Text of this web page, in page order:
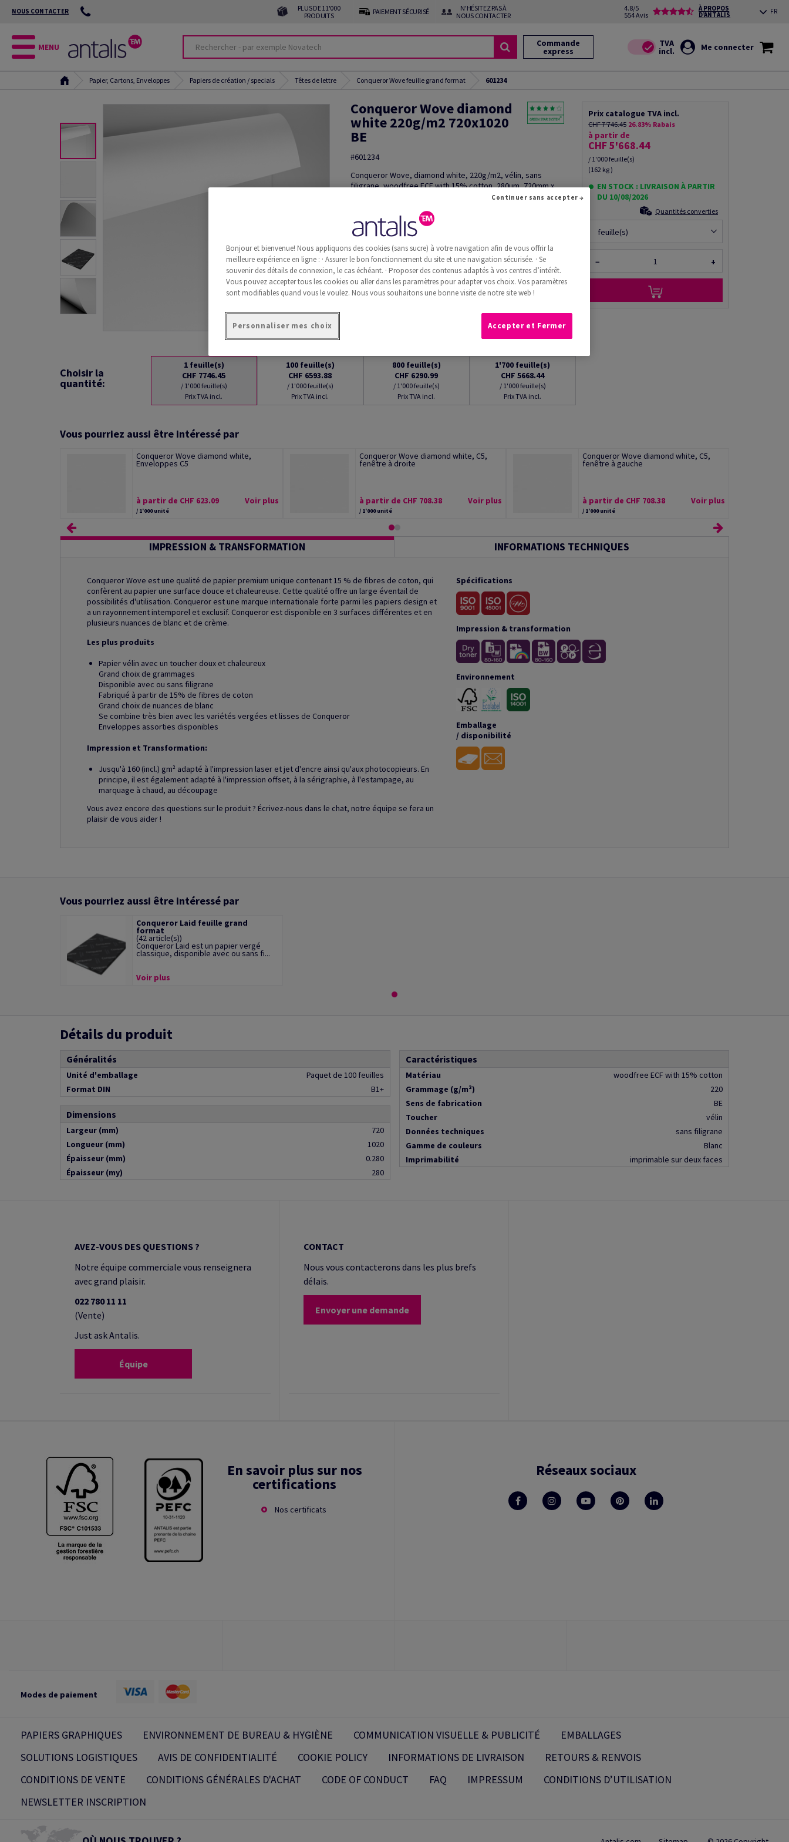
NOUS CONTACTER
PLUS DE 11'000
PRODUITS
PAIEMENT SÉCURISÉ
N'HÉSITEZ PAS À
NOUS CONTACTER
4.8/5
554 Avis
À PROPOS
D’ANTALIS FR
MENU Commande
express Me connecter
Papier, Cartons, Enveloppes Papiers de création / specials Têtes de lettre Conqueror Wove feuille grand format 601234
Conqueror Wove diamond
white 220g/m2 720x1020
BE
#601234
Conqueror Wove, diamond white, 220g/m2, vélin, sans
filigrane, woodfree ECF with 15% cotton, 280µm, 720mm x
1020mm, B1+, BE, Paquet de 100 feuilles, FSC Mix Credit
Découper le produit
Commande d'échantillon(s)
Information additionnelle Recommander ce produit
Prix catalogue TVA incl.
CHF 7'746.45 26.83% Rabais
à partir de
CHF 5'668.44
/ 1'000 feuille(s)
(162 kg )
EN STOCK : LIVRAISON À PARTIR
DU 10/08/2026
Quantités converties
feuille(s)
− +
Choisir la
quantité:
1 feuille(s)
CHF 7746.45
/ 1'000 feuille(s)
Prix TVA incl.
100 feuille(s)
CHF 6593.88
/ 1'000 feuille(s)
Prix TVA incl.
800 feuille(s)
CHF 6290.99
/ 1'000 feuille(s)
Prix TVA incl.
1'700 feuille(s)
CHF 5668.44
/ 1'000 feuille(s)
Prix TVA incl.
Vous pourriez aussi être intéressé par
Conqueror Wove diamond white,
Enveloppes C5
à partir de CHF 623.09
/ 1'000 unité
Voir plus
Conqueror Wove diamond white, C5,
fenêtre à droite
à partir de CHF 708.38
/ 1'000 unité
Voir plus
Conqueror Wove diamond white, C5,
fenêtre à gauche
à partir de CHF 708.38
/ 1'000 unité
Voir plus
IMPRESSION & TRANSFORMATION INFORMATIONS TECHNIQUES
Conqueror Wove est une qualité de papier premium unique contenant 15 % de fibres de coton, qui
confèrent au papier une surface douce et chaleureuse. Cette qualité offre un large éventail de
possibilités d'utilisation. Conqueror est une marque internationale forte parmi les papiers design et
a un rayonnement intemporel et exclusif. Conqueror est disponible en 3 surfaces différentes et en
plusieurs nuances de blanc et de crème.
Les plus produits
Papier vélin avec un toucher doux et chaleureux
Grand choix de grammages
Disponible avec ou sans filigrane
Fabriqué à partir de 15% de fibres de coton
Grand choix de nuances de blanc
Se combine très bien avec les variétés vergées et lisses de Conqueror
Enveloppes assorties disponibles
Impression et Transformation:
Jusqu'à 160 (incl.) gm² adapté à l'impression laser et jet d'encre ainsi qu'aux photocopieurs. En
principe, il est également adapté à l'impression offset, à la sérigraphie, à l'estampage, au
marquage à chaud, au découpage
Vous avez encore des questions sur le produit ? Écrivez-nous dans le chat, notre équipe se fera un
plaisir de vous aider !
Spécifications
Impression & transformation
Environnement
Emballage
/ disponibilité
Vous pourriez aussi être intéressé par
Conqueror Laid feuille grand
format
(42 article(s))
Conqueror Laid est un papier vergé
classique, disponible avec ou sans fi...
Voir plus
Détails du produit
Généralités
Unité d'emballage
Paquet de 100 feuilles
Format DIN
B1+
Dimensions
Largeur (mm)
720
Longueur (mm)
1020
Épaisseur (mm)
0.280
Épaisseur (my)
280
Caractéristiques
Matériau
woodfree ECF with 15% cotton
Grammage (g/m²)
220
Sens de fabrication
BE
Toucher
vélin
Données techniques
sans filigrane
Gamme de couleurs
Blanc
Imprimabilité
imprimable sur deux faces
AVEZ-VOUS DES QUESTIONS ?
Notre équipe commerciale vous renseignera
avec grand plaisir.
022 780 11 11
(Vente)
Just ask Antalis.
Équipe
CONTACT
Nous vous contacterons dans les plus brefs
délais.
Envoyer une demande
En savoir plus sur nos
certifications
Nos certificats
Réseaux sociaux
Modes de paiement
PAPIERS GRAPHIQUES ENVIRONNEMENT DE BUREAU & HYGIÈNE COMMUNICATION VISUELLE & PUBLICITÉ
EMBALLAGES
SOLUTIONS LOGISTIQUES
AVIS DE CONFIDENTIALITÉ COOKIE POLICY INFORMATIONS DE LIVRAISON
RETOURS & RENVOIS
CONDITIONS DE VENTE
CONDITIONS GÉNÉRALES D'ACHAT CODE OF CONDUCT FAQ IMPRESSUM
CONDITIONS D’UTILISATION
NEWSLETTER INSCRIPTION
Bonjour et bienvenue! Nous appliquons des cookies (sans sucre) à votre navigation afin de vous offrir la
meilleure expérience en ligne : · Assurer le bon fonctionnement du site et une navigation sécurisée. · Se
souvenir des détails de connexion, le cas échéant. · Proposer des contenus adaptés à vos centres d’intérêt.
Vous pouvez accepter tous les cookies ou aller dans les paramètres pour adapter vos choix. Vos paramètres
sont modifiables quand vous le voulez. Nous vous souhaitons une bonne visite de notre site web !
Personnaliser mes choix
Continuer sans accepter →
Accepter et Fermer